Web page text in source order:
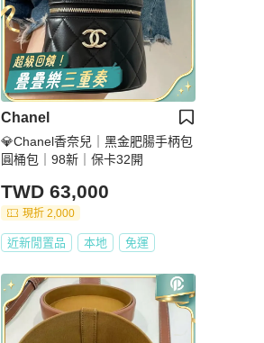
Chanel
💎Chanel香奈兒｜黑金肥腸手柄包
圓桶包｜98新｜保卡32開
TWD 63,000
現折 2,000
近新閒置品 本地 免運